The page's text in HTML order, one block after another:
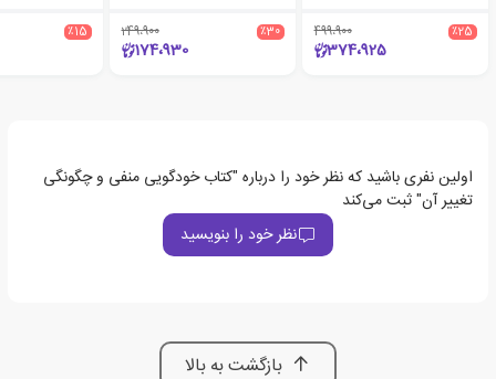
٪25 499،900
374،925
٪30 249،900
174،930
٪15
اولین نفری باشید که نظر خود را درباره "کتاب خودگویی منفی و چگونگی
تغییر آن" ثبت می‌کند
نظر خود را بنویسید
بازگشت به بالا